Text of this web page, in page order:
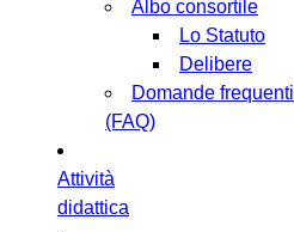
Albo consortile
Lo Statuto
Delibere
Domande frequenti
(FAQ)
Attività
didattica